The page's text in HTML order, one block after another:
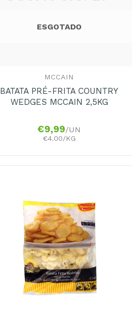
ESGOTADO
MCCAIN
BATATA PRÉ-FRITA COUNTRY
WEDGES MCCAIN 2,5KG
€9,99/UN
€4.00/KG